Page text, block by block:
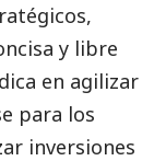
y libre
en agilizar
para los
inversiones